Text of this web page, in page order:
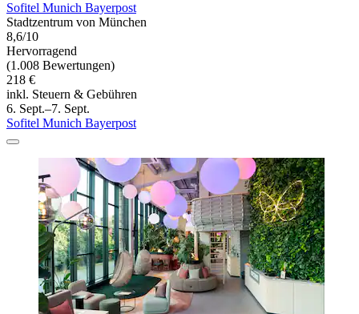
Sofitel Munich Bayerpost
Stadtzentrum von München
8,6/10
Hervorragend
(1.008 Bewertungen)
218 €
inkl. Steuern & Gebühren
6. Sept.–7. Sept.
Sofitel Munich Bayerpost